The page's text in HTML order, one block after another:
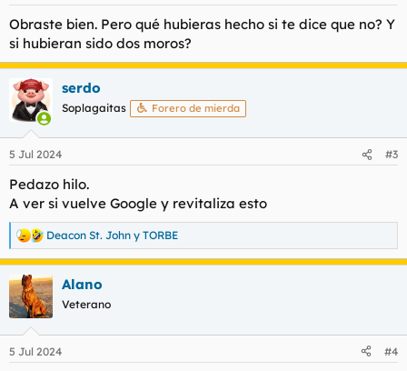
:
Obraste bien. Pero qué hubieras hecho si te dice que no? Y
si hubieran sido dos moros?
serdo
Soplagaitas Forero de mierda
5 Jul 2024 #3
Pedazo hilo.
A ver si vuelve Google y revitaliza esto
R
e
a
c
c
i
e
Deacon St. John y TORBE
Alano
Veterano
5 Jul 2024 #4